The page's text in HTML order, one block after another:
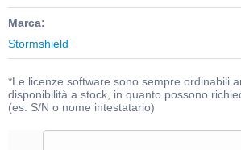
Marca:
Stormshield
*Le licenze software sono sempre ordinabili
disponibilità a stock, in quanto possono
(es. S/N o nome intestatario)